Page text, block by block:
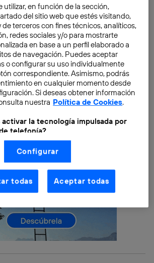
Datos de tráfico,
horas de luz y oscuridad;
obtenida por máquinas y que
de otras máquinas, como paneles
de riego o alumbrado.
utilizar, en función de la sección,
del sitio web que estés visitando,
de terceros con fines técnicos, analíticos,
redes sociales y/o para mostrarte
en base a un perfil elaborado a
de navegación. Puedes aceptar
o configurar su uso individualmente
correspondiente. Asimismo, podrás
en cualquier momento desde
Si deseas obtener información
nuestra Política de Cookies.
activar la tecnología impulsada por
telefonía?
S.A., utilizamos la tecnología Utiq para
acciones de marketing digital o análisis
en este aviso de consentimiento)
en nuestra(s) web(s)
cuando utilizas una conexión a
, proporcionada por una de las
participantes, y otorgas tu
está diseñada con la privacidad como
elección y control.
un identificador cifrado creado por tu
Configurar
todas Aceptar todas